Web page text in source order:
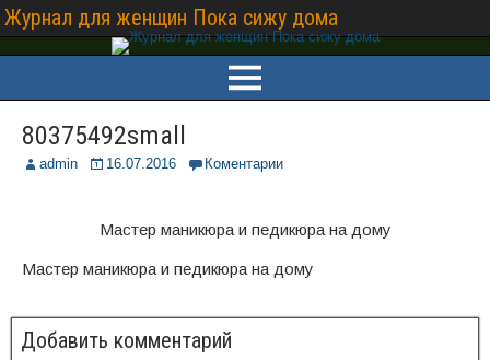
Журнал для женщин Пока сижу дома
80375492small
admin 16.07.2016 Коментарии
Мастер маникюра и педикюра на дому
Мастер маникюра и педикюра на дому
Добавить комментарий